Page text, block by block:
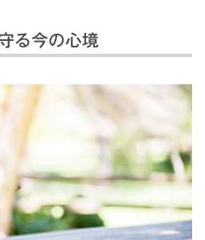
る今の心境